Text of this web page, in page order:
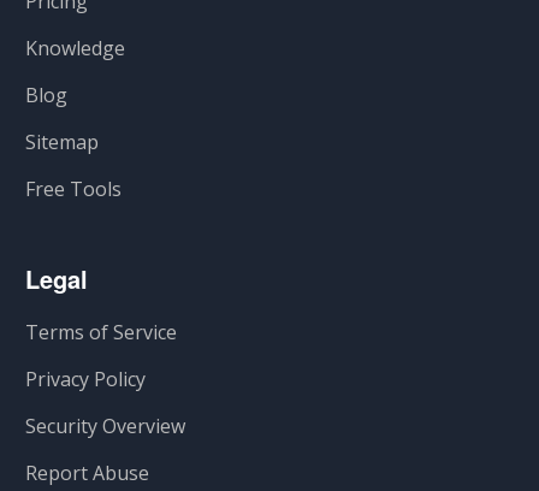
Knowledge
Blog
Sitemap
Free Tools
Legal
Terms of Service
Privacy Policy
Security Overview
Report Abuse